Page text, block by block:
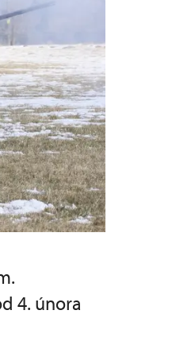
4. února